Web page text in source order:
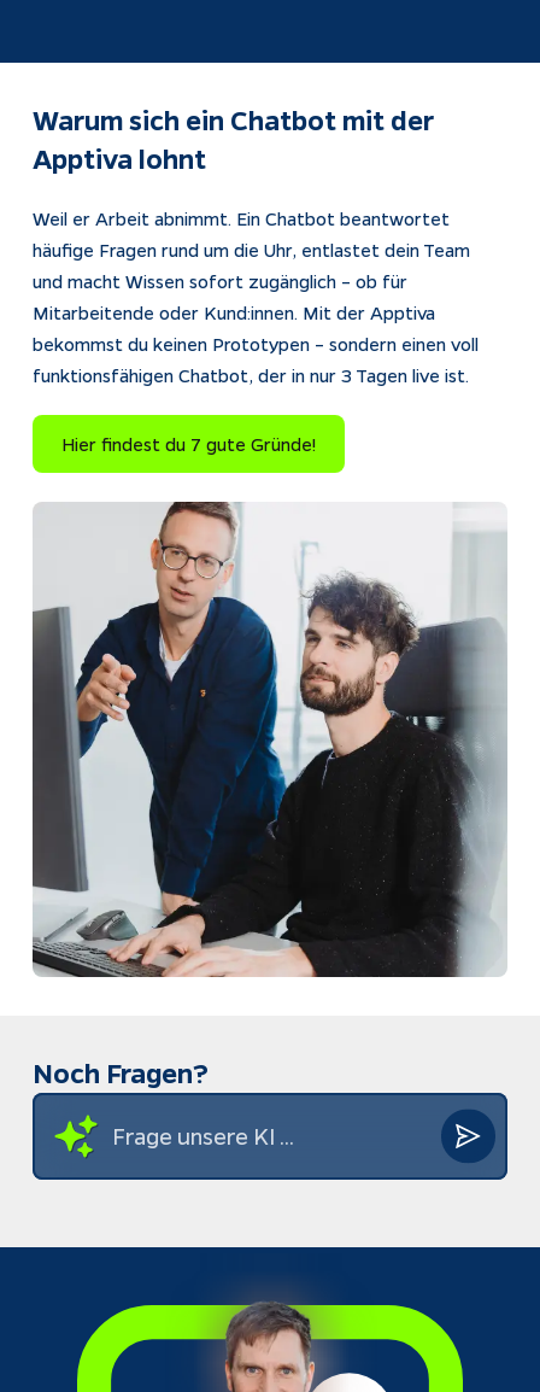
Warum sich ein Chatbot mit der
Apptiva lohnt
Weil er Arbeit abnimmt. Ein Chatbot beantwortet
häufige Fragen rund um die Uhr, entlastet dein Team
und macht Wissen sofort zugänglich – ob für
Mitarbeitende oder Kund:innen. Mit der Apptiva
bekommst du keinen Prototypen – sondern einen voll
funktionsfähigen Chatbot, der in nur 3 Tagen live ist.
Hier findest du 7 gute Gründe!
Noch Fragen?